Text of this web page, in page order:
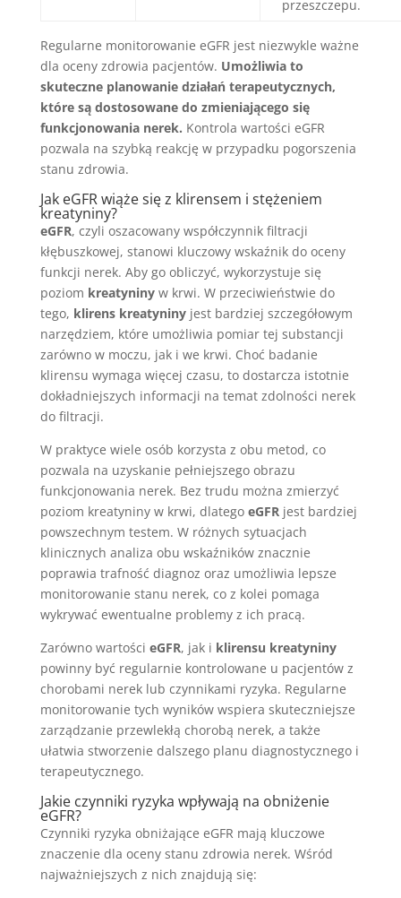
przeszczepu.
Regularne monitorowanie eGFR jest niezwykle ważne
dla oceny zdrowia pacjentów. Umożliwia to
skuteczne planowanie działań terapeutycznych,
które są dostosowane do zmieniającego się
funkcjonowania nerek. Kontrola wartości eGFR
pozwala na szybką reakcję w przypadku pogorszenia
stanu zdrowia.
Jak eGFR wiąże się z klirensem i stężeniem
kreatyniny?
eGFR, czyli oszacowany współczynnik filtracji
kłębuszkowej, stanowi kluczowy wskaźnik do oceny
funkcji nerek. Aby go obliczyć, wykorzystuje się
poziom kreatyninyw krwi. W przeciwieństwie do
tego, klirens kreatyninyjest bardziej szczegółowym
narzędziem, które umożliwia pomiar tej substancji
zarówno w moczu, jak i we krwi. Choć badanie
klirensu wymaga więcej czasu, to dostarcza istotnie
dokładniejszych informacji na temat zdolności nerek
do filtracji.
W praktyce wiele osób korzysta z obu metod, co
pozwala na uzyskanie pełniejszego obrazu
funkcjonowania nerek. Bez trudu można zmierzyć
poziom kreatyniny w krwi, dlatego eGFRjest bardziej
powszechnym testem. W różnych sytuacjach
klinicznych analiza obu wskaźników znacznie
poprawia trafność diagnoz oraz umożliwia lepsze
monitorowanie stanu nerek, co z kolei pomaga
wykrywać ewentualne problemy z ich pracą.
Zarówno wartości eGFR, jak i klirensu kreatyniny
powinny być regularnie kontrolowane u pacjentów z
chorobami nerek lub czynnikami ryzyka. Regularne
monitorowanie tych wyników wspiera skuteczniejsze
zarządzanie przewlekłą chorobą nerek, a także
ułatwia stworzenie dalszego planu diagnostycznego i
terapeutycznego.
Jakie czynniki ryzyka wpływają na obniżenie
eGFR?
Czynniki ryzyka obniżające eGFR mają kluczowe
znaczenie dla oceny stanu zdrowia nerek. Wśród
najważniejszych z nich znajdują się: